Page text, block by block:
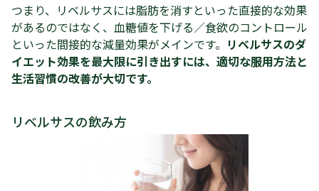
つまり、リベルサスには脂肪を消すといった直接的な効果
があるのではなく、血糖値を下げる／食欲のコントロール
といった間接的な減量効果がメインです。 リベルサスのダ
イエット効果を最大限に引き出すには、適切な服用方法と
生活習慣の改善が大切です。
リベルサスの飲み方